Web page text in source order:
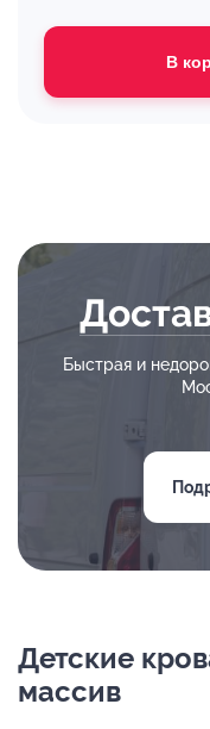
В
Быстрая и
Детские
массив